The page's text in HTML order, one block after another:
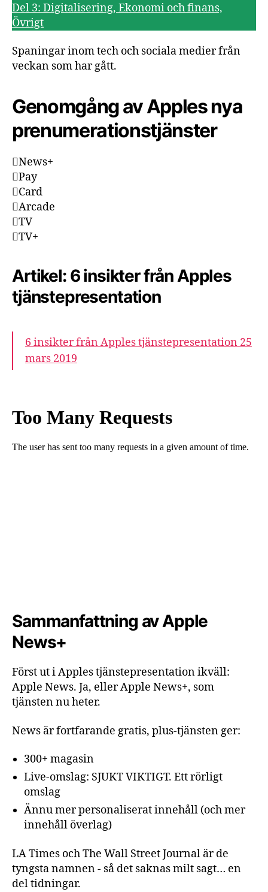
Del 3: Digitalisering, Ekonomi och finans,
Övrigt
Spaningar inom tech och sociala medier från
veckan som har gått.
Genomgång av Apples nya
prenumerationstjänster
News+
Pay
Card
Arcade
TV
TV+
Artikel: 6 insikter från Apples
tjänstepresentation
6 insikter från Apples tjänstepresentation 25
mars 2019
Sammanfattning av Apple
News+
Först ut i Apples tjänstepresentation ikväll:
Apple News. Ja, eller Apple News+, som
tjänsten nu heter.
News är fortfarande gratis, plus-tjänsten ger:
300+ magasin
Live-omslag: SJUKT VIKTIGT. Ett rörligt
omslag
Ännu mer personaliserat innehåll (och mer
innehåll överlag)
LA Times och The Wall Street Journal är de
tyngsta namnen - så det saknas milt sagt… en
del tidningar.